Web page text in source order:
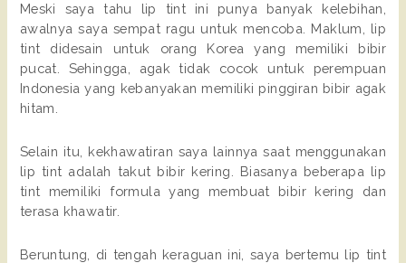
Meski saya tahu lip tint ini punya banyak kelebihan,
awalnya saya sempat ragu untuk mencoba. Maklum, lip
tint didesain untuk orang Korea yang memiliki bibir
pucat. Sehingga, agak tidak cocok untuk perempuan
Indonesia yang kebanyakan memiliki pinggiran bibir agak
hitam.
Selain itu, kekhawatiran saya lainnya saat menggunakan
lip tint adalah takut bibir kering. Biasanya beberapa lip
tint memiliki formula yang membuat bibir kering dan
terasa khawatir.
Beruntung, di tengah keraguan ini, saya bertemu lip tint